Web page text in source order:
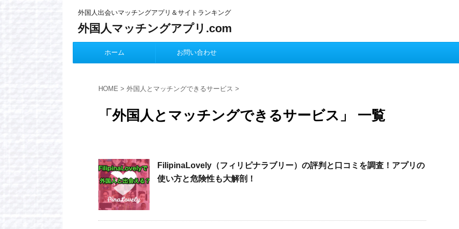
外国人出会いマッチングアプリ＆サイトランキング
外国人マッチングアプリ.com
ホーム お問い合わせ
HOME > 外国人とマッチングできるサービス >
「外国人とマッチングできるサービス」 一覧
FilipinaLovely（フィリピナラブリー）の評判と口コミを調査！アプリの
使い方と危険性も大解剖！